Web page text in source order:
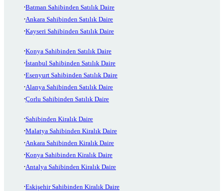
Batman Sahibinden Satılık Daire
Ankara Sahibinden Satılık Daire
Kayseri Sahibinden Satılık Daire
Konya Sahibinden Satılık Daire
İstanbul Sahibinden Satılık Daire
Esenyurt Sahibinden Satılık Daire
Alanya Sahibinden Satılık Daire
Çorlu Sahibinden Satılık Daire
Sahibinden Kiralık Daire
Malatya Sahibinden Kiralık Daire
Ankara Sahibinden Kiralık Daire
Konya Sahibinden Kiralık Daire
Antalya Sahibinden Kiralık Daire
Eskişehir Sahibinden Kiralık Daire